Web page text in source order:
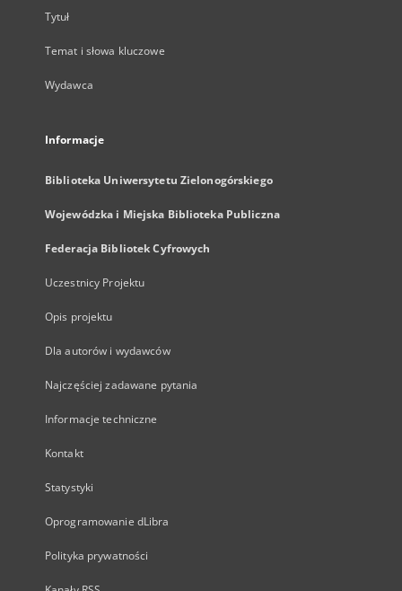
Tytuł
Temat i słowa kluczowe
Wydawca
Informacje
Biblioteka Uniwersytetu Zielonogórskiego
Wojewódzka i Miejska Biblioteka Publiczna
Federacja Bibliotek Cyfrowych
Uczestnicy Projektu
Opis projektu
Dla autorów i wydawców
Najczęściej zadawane pytania
Informacje techniczne
Kontakt
Statystyki
Oprogramowanie dLibra
Polityka prywatności